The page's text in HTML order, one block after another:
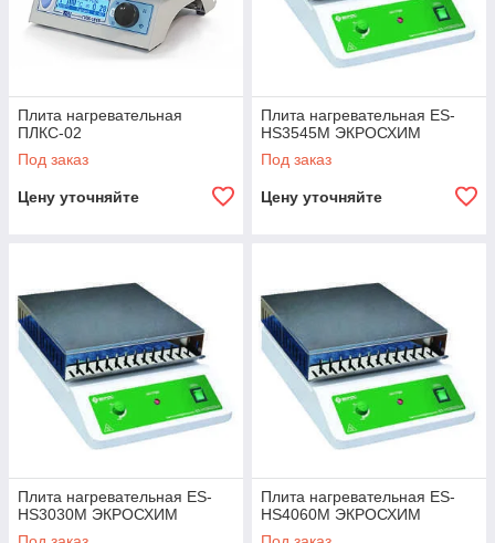
Плита нагревательная
ПЛКС-02
Под заказ
Цену уточняйте
Плита нагревательная ES-
HS3545М ЭКРОСХИМ
Под заказ
Цену уточняйте
Плита нагревательная ES-
HS3030М ЭКРОСХИМ
Плита нагревательная ES-
HS4060М ЭКРОСХИМ